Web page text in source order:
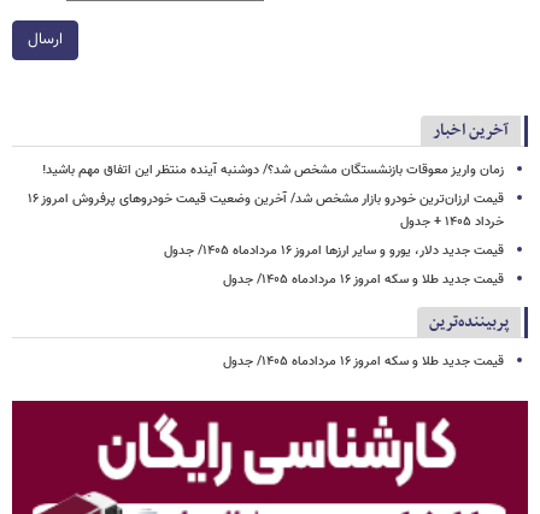
ارسال
آخرین اخبار
زمان واریز معوقات بازنشستگان مشخص شد؟/ دوشنبه آینده منتظر این اتفاق مهم باشید!
قیمت ارزان‌ترین خودرو بازار مشخص شد/ آخرین وضعیت قیمت خودروهای پرفروش امروز ۱۶
خرداد ۱۴۰۵ + جدول
قیمت جدید دلار، یورو و سایر ارزها امروز ۱۶ مردادماه ۱۴۰۵/ جدول
قیمت جدید طلا و سکه امروز ۱۶ مردادماه ۱۴۰۵/ جدول
پربیننده‌ترین
قیمت جدید طلا و سکه امروز ۱۶ مردادماه ۱۴۰۵/ جدول